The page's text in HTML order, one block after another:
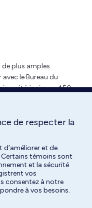
plus amples
le Bureau du
vétérinaire au 450-
don doit être attribué,
de respecter la
et de
Certains témoins sont
et la sécurité
vos
consentez à notre
à vos besoins.